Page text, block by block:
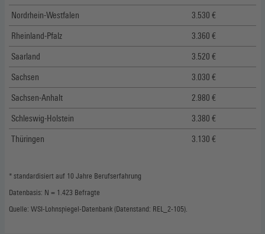
Nordrhein-Westfalen 3.530 €
Rheinland-Pfalz 3.360 €
Saarland 3.520 €
Sachsen 3.030 €
Sachsen-Anhalt 2.980 €
Schleswig-Holstein 3.380 €
Thüringen 3.130 €
* standardisiert auf 10 Jahre Berufserfahrung
Datenbasis: N = 1.423 Befragte
Quelle: WSI-Lohnspiegel-Datenbank (Datenstand: REL_2-105).